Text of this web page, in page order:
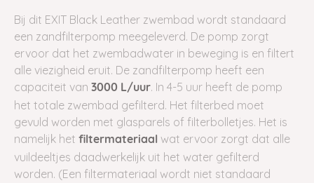
Bij dit EXIT Black Leather zwembad wordt standaard
een zandfilterpomp meegeleverd. De pomp zorgt
ervoor dat het zwembadwater in beweging is en filtert
alle viezigheid eruit. De zandfilterpomp heeft een
capaciteit van 3000 L/uur. In 4-5 uur heeft de pomp
het totale zwembad gefilterd. Het filterbed moet
gevuld worden met glasparels of filterbolletjes. Het is
namelijk het filtermateriaal wat ervoor zorgt dat alle
vuildeeltjes daadwerkelijk uit het water gefilterd
worden. (Een filtermateriaal wordt niet standaard